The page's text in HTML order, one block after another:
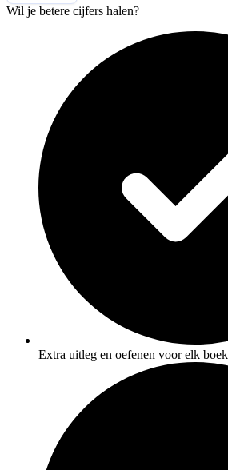
Wil je betere cijfers halen?
Extra uitleg en oefenen voor elk